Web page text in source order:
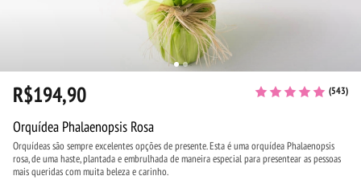
R$194,90 (543)
Orquídea Phalaenopsis Rosa
Orquídeas são sempre excelentes opções de presente. Esta é uma orquídea Phalaenopsis
rosa, de uma haste, plantada e embrulhada de maneira especial para presentear as pessoas
mais queridas com muita beleza e carinho.